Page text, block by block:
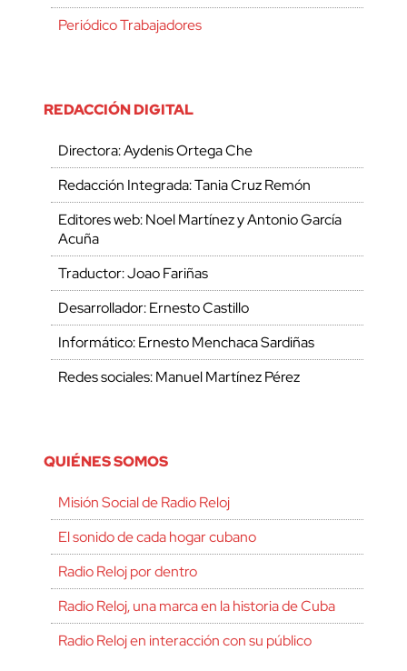
Periódico Trabajadores
REDACCIÓN DIGITAL
Directora: Aydenis Ortega Che
Redacción Integrada: Tania Cruz Remón
Editores web: Noel Martínez y Antonio García
Acuña
Traductor: Joao Fariñas
Desarrollador: Ernesto Castillo
Informático: Ernesto Menchaca Sardiñas
Redes sociales: Manuel Martínez Pérez
QUIÉNES SOMOS
Misión Social de Radio Reloj
El sonido de cada hogar cubano
Radio Reloj por dentro
Radio Reloj, una marca en la historia de Cuba
Radio Reloj en interacción con su público